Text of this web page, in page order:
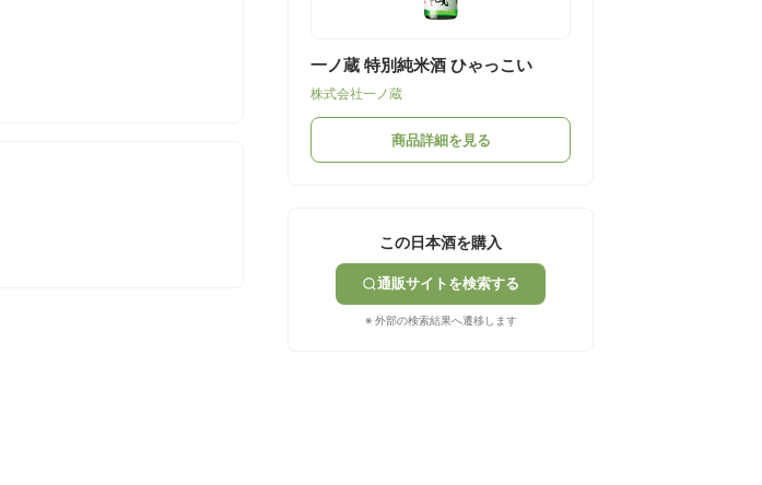
一ノ蔵 特別純米酒 ひゃっこい
株式会社一ノ蔵
商品詳細を見る
この日本酒を購入
通販サイトを検索する
※ 外部の検索結果へ遷移します